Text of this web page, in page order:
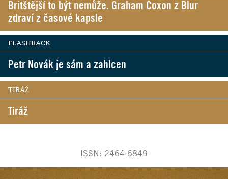
Britštější to být nemůže. Graham Coxon z Blur
zdraví z časové kapsle
FLASHBACK
Petr Novák je sám a zahlcen
TIRÁŽ
Tiráž
ISSN: 2464-6849